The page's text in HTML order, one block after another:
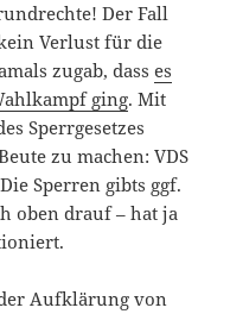
Der Fall
Verlust für die
zugab, dasses
ging. Mit
Sperrgesetzes
zu machen: VDS
Sperren gibts ggf.
oben drauf – hat ja
Aufklärung von